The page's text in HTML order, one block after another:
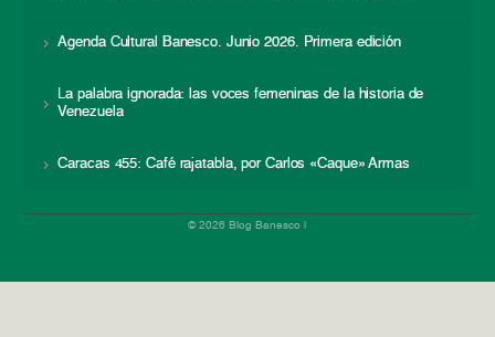
Agenda Cultural Banesco. Junio 2026. Primera edición
La palabra ignorada: las voces femeninas de la historia de
Venezuela
Caracas 455: Café rajatabla, por Carlos «Caque» Armas
© 2026 Blog Banesco |